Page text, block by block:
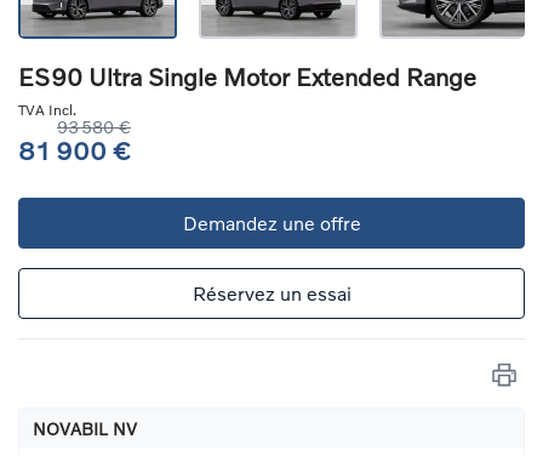
ES90 Ultra Single Motor Extended Range
TVA Incl.
93 580 €
81 900 €
Demandez une offre
Réservez un essai
NOVABIL NV